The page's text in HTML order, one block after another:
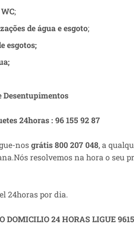
;
de água e esgoto;
esgotos;
Desentupimentos
24horas : 96 155 92 87
nosgrátis 800 207 048, a
resolvemos na hora o seu
24horas por dia.
DOMICILIO 24 HORAS LIGUE